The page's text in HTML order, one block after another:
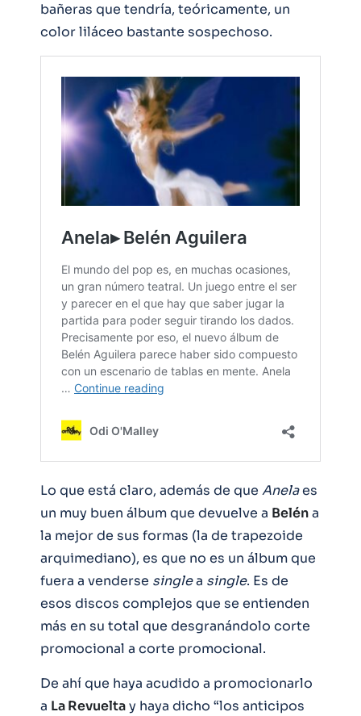
bañeras que tendría, teóricamente, un
color liláceo bastante sospechoso.
Lo que está claro, además de que Anelaes
un muy buen álbum que devuelve a Beléna
la mejor de sus formas (la de trapezoide
arquimediano), es que no es un álbum que
fuera a venderse singlea single. Es de
esos discos complejos que se entienden
más en su total que desgranándolo corte
promocional a corte promocional.
De ahí que haya acudido a promocionarlo
a La Revueltay haya dicho “los anticipos